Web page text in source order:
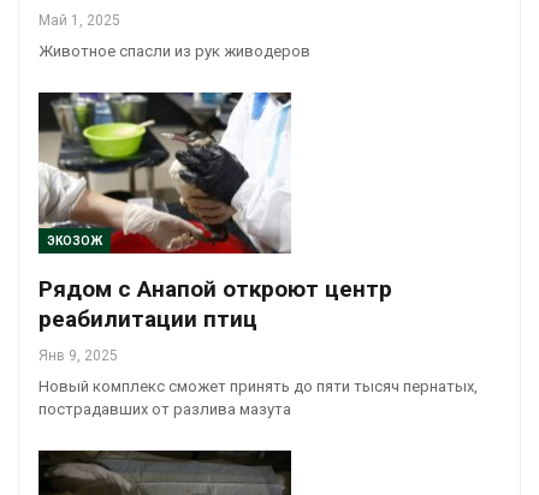
Май 1, 2025
Животное спасли из рук живодеров
ЭКОЗОЖ
Рядом с Анапой откроют центр
реабилитации птиц
Янв 9, 2025
Новый комплекс сможет принять до пяти тысяч пернатых,
пострадавших от разлива мазута